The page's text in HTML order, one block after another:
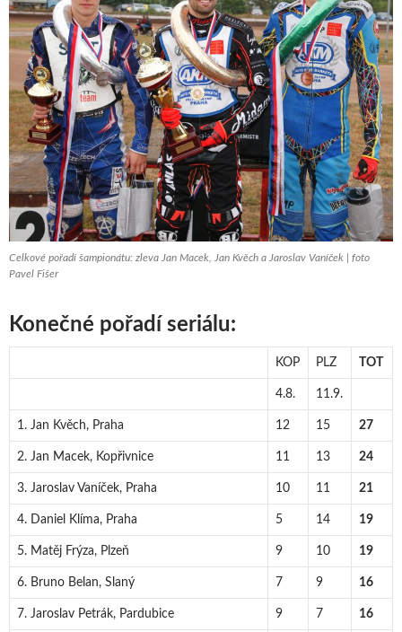
Celkové pořadí šampionátu: zleva Jan Macek, Jan Kvěch a Jaroslav Vaníček | foto
Pavel Fišer
Konečné pořadí seriálu:
KOP PLZ TOT
4.8. 11.9.
1. Jan Kvěch, Praha 12 15 27
2. Jan Macek, Kopřivnice 11 13 24
3. Jaroslav Vaníček, Praha 10 11 21
4. Daniel Klíma, Praha 5 14 19
5. Matěj Frýza, Plzeň 9 10 19
6. Bruno Belan, Slaný 7 9 16
7. Jaroslav Petrák, Pardubice 9 7 16